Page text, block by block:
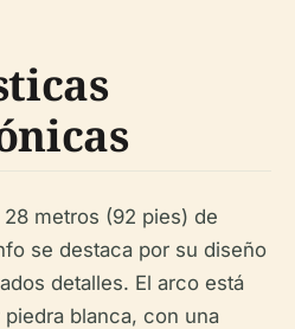
metros (92 pies) de
se destaca por su diseño
detalles. El arco está
blanca, con una